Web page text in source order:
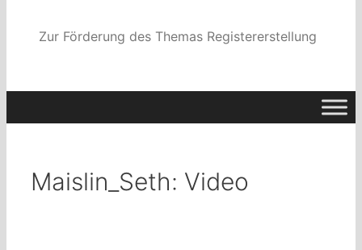
Zur Förderung des Themas Registererstellung
Maislin_Seth: Video